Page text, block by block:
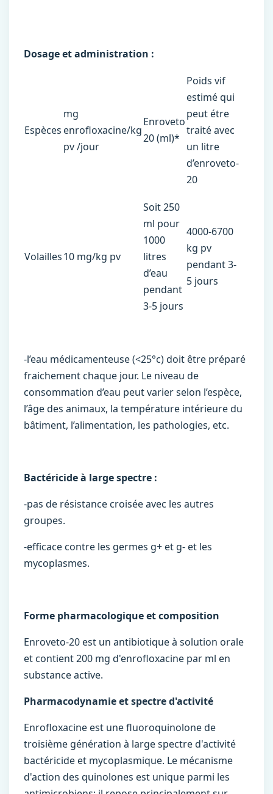
Dosage et administration :
Espèces
mg
enrofloxacine/kg
pv /jour
Enroveto
20 (ml)*
Poids vif
estimé qui
peut étre
traité avec
un litre
d’enroveto-
20
Volailles10 mg/kg pv
Soit 250
ml pour
1000
litres
d’eau
pendant
3-5 jours
4000-6700
kg pv
pendant 3-
5 jours
-l’eau médicamenteuse (<25°c) doit être préparé
fraichement chaque jour. Le niveau de
consommation d’eau peut varier selon l’espèce,
l’âge des animaux, la température intérieure du
bâtiment, l’alimentation, les pathologies, etc.
Bactéricide à large spectre :
-pas de résistance croisée avec les autres
groupes.
-efficace contre les germes g+ et g- et les
mycoplasmes.
Forme pharmacologique et composition
Enroveto-20 est un antibiotique à solution orale
et contient 200 mg d'enrofloxacine par ml en
substance active.
Pharmacodynamie et spectre d'activité
Enrofloxacine est une fluoroquinolone de
troisième génération à large spectre d'activité
bactéricide et mycoplasmique. Le mécanisme
d'action des quinolones est unique parmi les